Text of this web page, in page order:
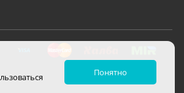
Понятно